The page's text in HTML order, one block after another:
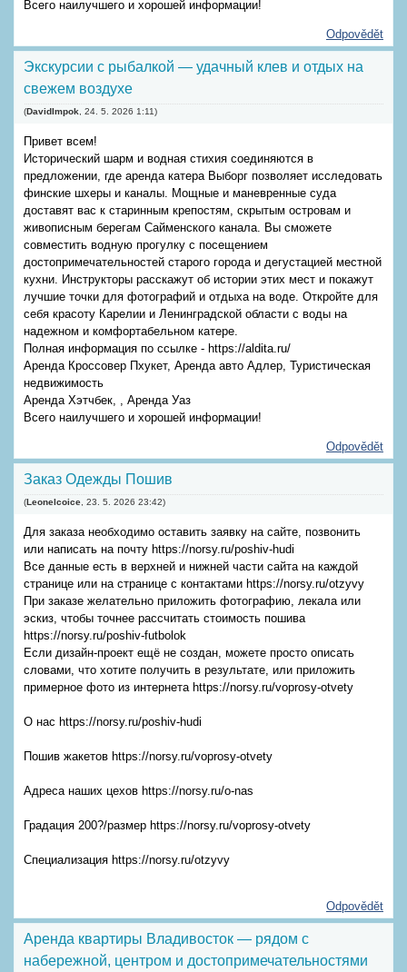
Всего наилучшего и хорошей информации!
Odpovědět
Экскурсии с рыбалкой — удачный клев и отдых на
свежем воздухе
(DavidImpok 24. 5. 2026 1:11)
Привет всем!
Исторический шарм и водная стихия соединяются в
предложении, где аренда катера Выборг позволяет исследовать
финские шхеры и каналы. Мощные и маневренные суда
доставят вас к старинным крепостям, скрытым островам и
живописным берегам Сайменского канала. Вы сможете
совместить водную прогулку с посещением
достопримечательностей старого города и дегустацией местной
кухни. Инструкторы расскажут об истории этих мест и покажут
лучшие точки для фотографий и отдыха на воде. Откройте для
себя красоту Карелии и Ленинградской области с воды на
надежном и комфортабельном катере.
Полная информация по ссылке - https://aldita.ru/
Аренда Кроссовер Пхукет, Аренда авто Адлер, Туристическая
недвижимость
Аренда Хэтчбек, , Аренда Уаз
Всего наилучшего и хорошей информации!
Odpovědět
Заказ Одежды Пошив
(Leonelcoice 23. 5. 2026 23:42)
Для заказа необходимо оставить заявку на сайте, позвонить
или написать на почту https://norsy.ru/poshiv-hudi
Все данные есть в верхней и нижней части сайта на каждой
странице или на странице с контактами https://norsy.ru/otzyvy
При заказе желательно приложить фотографию, лекала или
эскиз, чтобы точнее рассчитать стоимость пошива
https://norsy.ru/poshiv-futbolok
Если дизайн-проект ещё не создан, можете просто описать
словами, что хотите получить в результате, или приложить
примерное фото из интернета https://norsy.ru/voprosy-otvety
О нас https://norsy.ru/poshiv-hudi
Пошив жакетов https://norsy.ru/voprosy-otvety
Адреса наших цехов https://norsy.ru/o-nas
Градация 200?/размер https://norsy.ru/voprosy-otvety
Специализация https://norsy.ru/otzyvy
Odpovědět
Аренда квартиры Владивосток — рядом с
набережной, центром и достопримечательностями